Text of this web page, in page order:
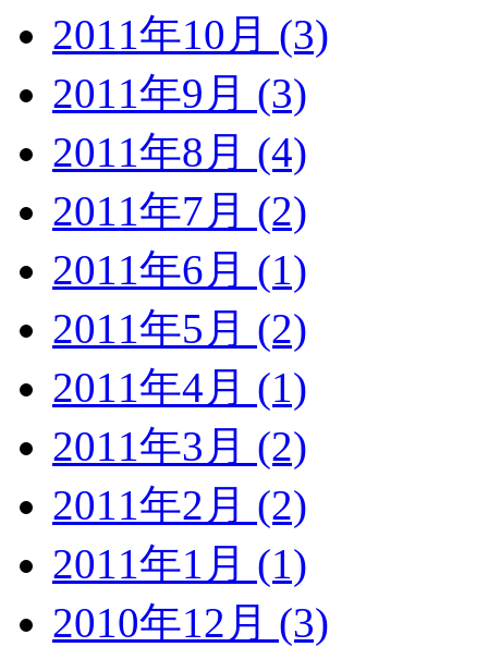
2011年10月 (3)
2011年9月 (3)
2011年8月 (4)
2011年7月 (2)
2011年6月 (1)
2011年5月 (2)
2011年4月 (1)
2011年3月 (2)
2011年2月 (2)
2011年1月 (1)
2010年12月 (3)